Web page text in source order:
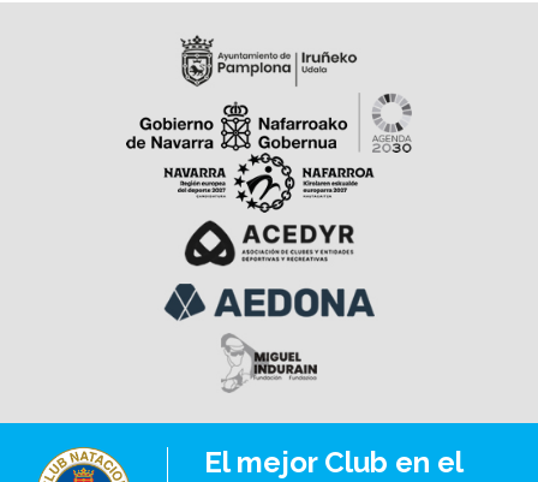
actuación del equipo! Pueden consultar la crónica
completa y la galería fotográfica en el BLOG DE LA
SECCIÓN DE JUDO
El mejor Club en el